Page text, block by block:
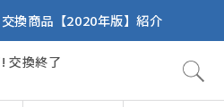
換商品【2020年版】紹介